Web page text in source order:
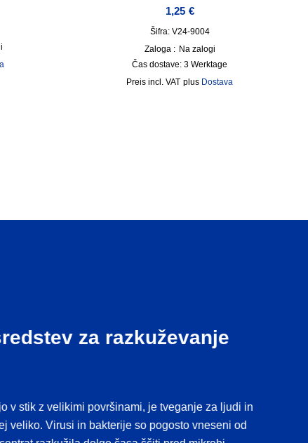
1,25 €
Šifra: V24-9004
Zaloga : Na zalogi
Čas dostave:3 Werktage
incl. VAT plus Dostava
za razkuževanje
v stik z velikimi površinami, je tveganje za ljudi in
veliko. Virusi in bakterije so pogosto vneseni od